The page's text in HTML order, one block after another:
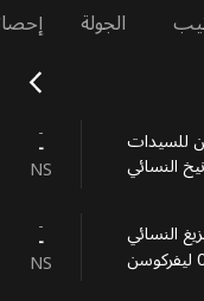
الجولة
--
NS
للسيدات
النسائي
--
NS
النسائي